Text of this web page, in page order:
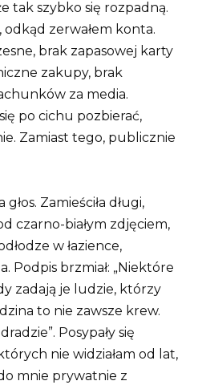
tak szybko się rozpadną.
odkąd zerwałem konta.
brak zapasowej karty
zakupy, brak
za media.
po cichu pozbierać,
Zamiast tego, publicznie
Zamieściła długi,
czarno-białym zdjęciem,
w łazience,
Podpis brzmiał: „Niektóre
zadają je ludzie, którzy
to nie zawsze krew.
Posypały się
nie widziałam od lat,
mnie prywatnie z